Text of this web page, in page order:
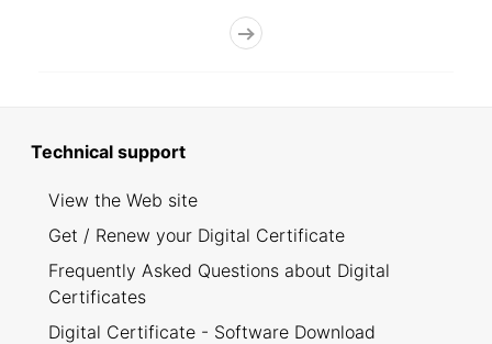
Technical support
View the Web site
Get / Renew your Digital Certificate
Frequently Asked Questions about Digital
Certificates
Digital Certificate - Software Download